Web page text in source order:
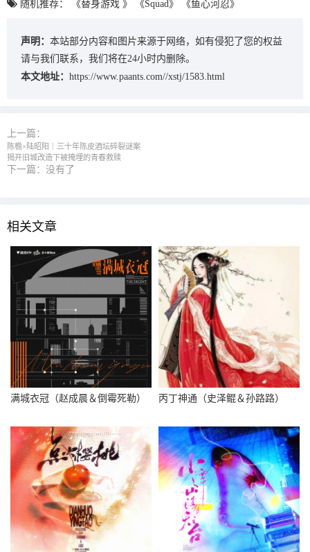
随机推荐： 《替身游戏 》 《Squad》 《鱼心河忍》
声明： 本站部分内容和图片来源于网络，如有侵犯了您的权益
请与我们联系，我们将在24小时内删除。
本文地址： https://www.paants.com//xstj/1583.html
上一篇：
陈檐×陆昭阳｜三十年陈皮酒坛碎裂谜案
揭开旧城改造下被掩埋的青春救赎
下一篇：没有了
相关文章
满城衣冠（赵成晨＆倒霉死勒） 丙丁神通（史泽鲲＆孙路路）